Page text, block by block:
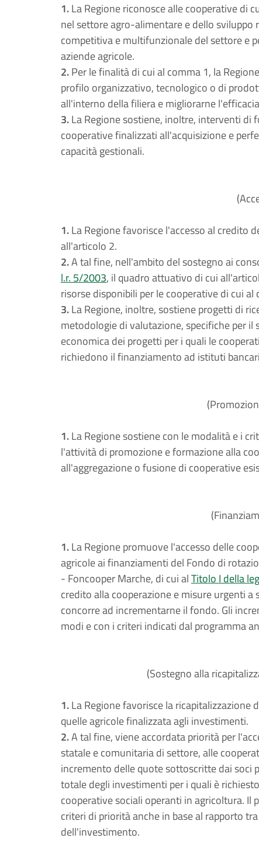
1.La Regione riconosce alle cooperative di
nel settore agro-alimentare e dello
competitiva e multifunzionale del settore e
aziende agricole.
2.Per le finalità di cui al comma 1, la
profilo organizzativo, tecnologico o di
all'interno della filiera e migliorarne
3.La Regione sostiene, inoltre, interventi di
cooperative finalizzati all'acquisizione e
capacità gestionali.
1.La Regione favorisce l'accesso al credito
all'articolo 2.
2.A tal fine, nell'ambito del sostegno ai
l.r. 5/2003, il quadro attuativo di cui
risorse disponibili per le cooperative di cui al
3.La Regione, inoltre, sostiene progetti di
metodologie di valutazione, specifiche per
economica dei progetti per i quali le
richiedono il finanziamento ad istituti
1.La Regione sostiene con le modalità e i
l'attività di promozione e formazione alla
all'aggregazione o fusione di cooperative
1.La Regione promuove l'accesso delle
agricole ai finanziamenti del Fondo di
- Foncooper Marche, di cui alTitolo I della
credito alla cooperazione e misure urgenti
concorre ad incrementarne il fondo. Gli
modi e con i criteri indicati dal programma
(Sostegno alla
1.La Regione favorisce la
quelle agricole finalizzata agli investimenti.
2.A tal fine, viene accordata priorità per
statale e comunitaria di settore, alle
incremento delle quote sottoscritte dai soci
totale degli investimenti per i quali è
cooperative sociali operanti in agricoltura.
criteri di priorità anche in base al rapporto
dell'investimento.